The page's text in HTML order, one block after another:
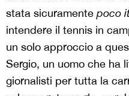
stata sicuramente poco
intendere il tennis in
un solo approccio a
Sergio, un uomo che ha
giornalisti per tutta la